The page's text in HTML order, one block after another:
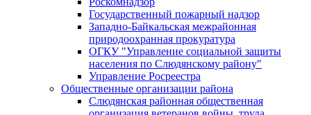
Государственный пожарный надзор
Западно-Байкальская межрайонная
природоохранная прокуратура
ОГКУ "Управление социальной защиты
населения по Слюдянскому району"
Управление Росреестра
Общественные организации района
Слюдянская районная общественная